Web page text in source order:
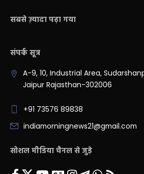
सबसे ज़्यादा पढ़ा गया
संपर्क सूत्र
A-9, 10, Industrial Area,
Jaipur Rajasthan-302006
+91 73576 89838
indiamorningnews21@gmail.com
सोशल मीडिया चैनल से जुड़े